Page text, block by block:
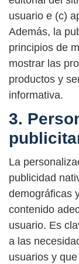
usuario e (c)
Además, la
principios de
mostrar las
productos y
informativa.
3.
La
publicidad
demográficas
contenido
usuario. Es
a las
usuarios y